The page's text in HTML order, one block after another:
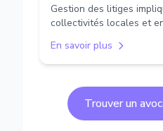
Gestion des litiges
collectivités locales et
En savoir plus
Trouver un